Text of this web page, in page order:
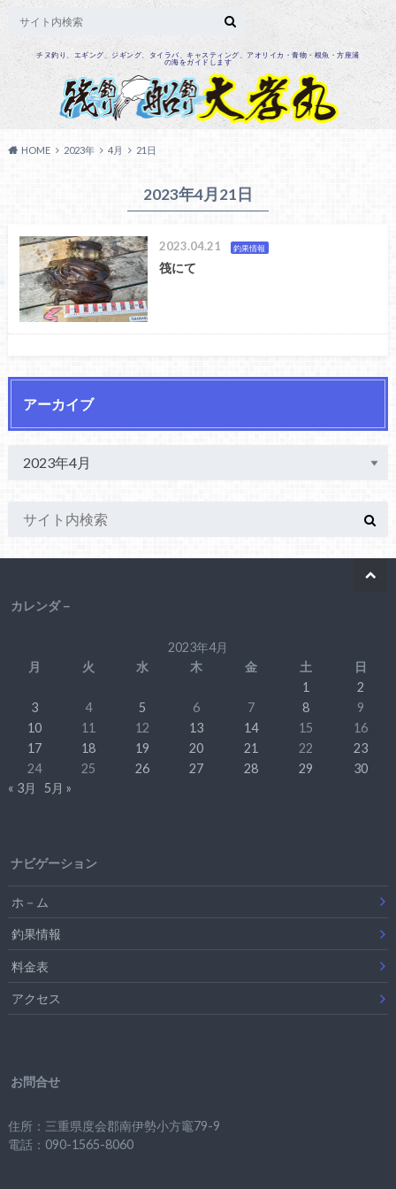
チヌ釣り、エギング、ジギング、タイラバ、キャスティング、アオリイカ・青物・根魚・方座浦
の海をガイドします
HOME 2023年 4月 21日
2023年4月21日
2023.04.21 釣果情報
筏にて
アーカイブ
カレンダ－
2023年4月
月
火 水 木 金 土
日
1
2
3
4 5 6 7 8
9
10
11 12 13 14 15
16
17
18 19 20 21 22
23
24
25 26 27 28 29
30
« 3月
5月 »
ナビゲーション
ホ－ム
釣果情報
料金表
アクセス
お問合せ
住所：三重県度会郡南伊勢小方竈79-9
電話：090-1565-8060